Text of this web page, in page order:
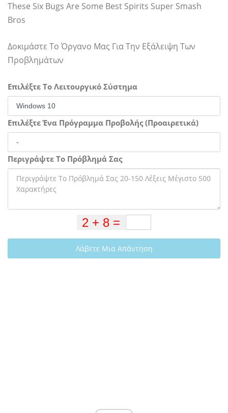
These Six Bugs Are Some Best Spirits Super Smash
Bros
Δοκιμάστε Το Όργανο Μας Για Την Εξάλειψη Των
Προβλημάτων
Επιλέξτε Το Λειτουργικό Σύστημα
Επιλέξτε Ένα Πρόγραμμα Προβολής (Προαιρετικά)
Περιγράψτε Το Πρόβλημά Σας
Λάβετε Μια Απάντηση